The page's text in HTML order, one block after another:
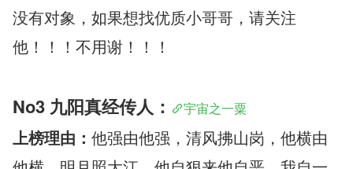
没有对象，如果想找优质小哥哥，请关注
他！！！不用谢！！！
No3 九阳真经传人： 宇宙之一粟
上榜理由： 他强由他强，清风拂山岗，他横由